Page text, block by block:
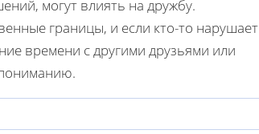
могут влиять на дружбу.
границы, и если кто-то нарушает
времени с другими друзьями или